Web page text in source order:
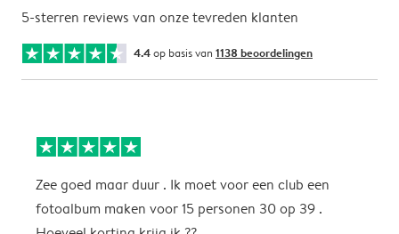
5-sterren reviews van onze tevreden klanten
4.4op basis van 1138 beoordelingen
Zee goed maar duur . Ik moet voor een club een
fotoalbum maken voor 15 personen 30 op 39 .